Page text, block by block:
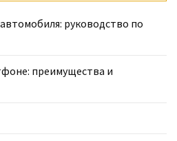
руководство по
преимущества и